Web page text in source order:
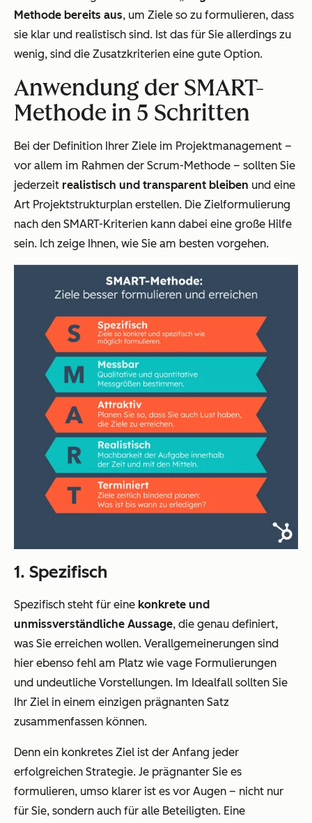
Methode bereits aus, um Ziele so zu formulieren, dass
sie klar und realistisch sind. Ist das für Sie allerdings zu
wenig, sind die Zusatzkriterien eine gute Option.
Anwendung der SMART-
Methode in 5 Schritten
Bei der Definition Ihrer Ziele im Projektmanagement –
vor allem im Rahmen der Scrum-Methode – sollten Sie
jederzeit realistisch und transparent bleiben und eine
Art Projektstrukturplan erstellen. Die Zielformulierung
nach den SMART-Kriterien kann dabei eine große Hilfe
sein. Ich zeige Ihnen, wie Sie am besten vorgehen.
1. Spezifisch
Spezifisch steht für eine konkrete und
unmissverständliche Aussage, die genau definiert,
was Sie erreichen wollen. Verallgemeinerungen sind
hier ebenso fehl am Platz wie vage Formulierungen
und undeutliche Vorstellungen. Im Idealfall sollten Sie
Ihr Ziel in einem einzigen prägnanten Satz
zusammenfassen können.
Denn ein konkretes Ziel ist der Anfang jeder
erfolgreichen Strategie. Je prägnanter Sie es
formulieren, umso klarer ist es vor Augen – nicht nur
für Sie, sondern auch für alle Beteiligten. Eine